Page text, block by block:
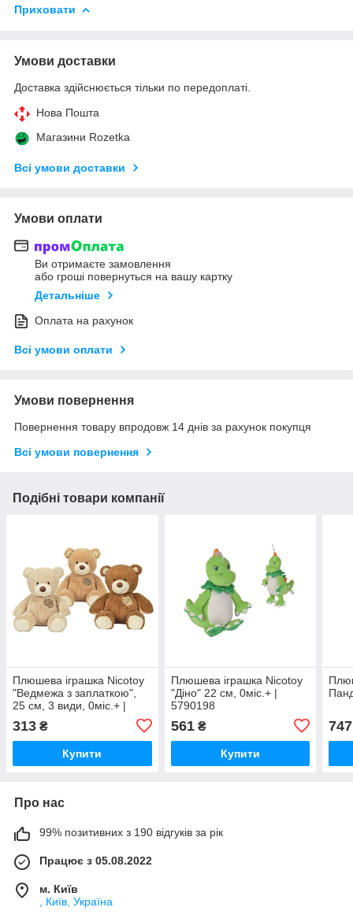
Приховати
Умови доставки
Доставка здійснюється тільки по передоплаті.
Нова Пошта
Магазини Rozetka
Всі умови доставки
Умови оплати
Ви отримаєте замовлення
або гроші повернуться на вашу картку
Детальніше
Оплата на рахунок
Всі умови оплати
Умови повернення
Повернення товару впродовж 14 днів за рахунок покупця
Всі умови повернення
Подібні товари компанії
Плюшева іграшка Nicotoy
"Ведмежа з заплаткою",
25 см, 3 види, 0міс.+ |
313 ₴
Купити
Плюшева іграшка Nicotoy
"Діно" 22 см, 0міс.+ |
5790198
561₴
Купити
747
Про нас
99% позитивних з 190 відгуків за рік
Працює з 05.08.2022
м. Київ
, Київ, Україна